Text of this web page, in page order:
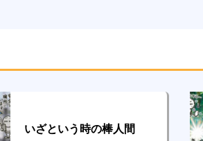
いざという時の棒人間